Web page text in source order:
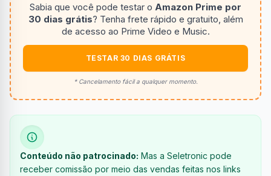
Sabia que você pode testar o Amazon Prime por
30 dias grátis? Tenha frete rápido e gratuito, além
de acesso ao Prime Video e Music.
TESTAR 30 DIAS GRÁTIS
* Cancelamento fácil a qualquer momento.
Conteúdo não patrocinado: Mas a Seletronic pode
receber comissão por meio das vendas feitas nos links